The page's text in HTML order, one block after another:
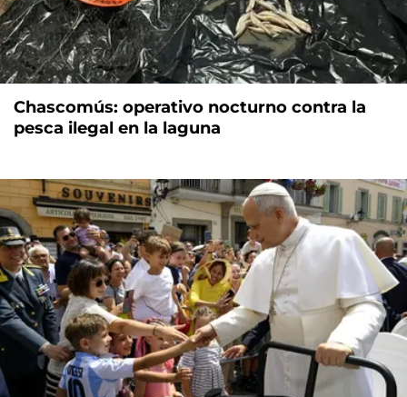
Chascomús: operativo nocturno contra la
pesca ilegal en la laguna